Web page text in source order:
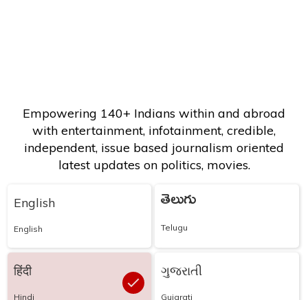
Empowering 140+ Indians within and abroad
with entertainment, infotainment, credible,
independent, issue based journalism oriented
latest updates on politics, movies.
English
English
తెలుగు
Telugu
हिंदी
Hindi
ગુજરાતી
Gujarati